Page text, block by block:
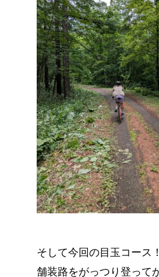
そして今回の目玉コース
舗装路をがっつり登って